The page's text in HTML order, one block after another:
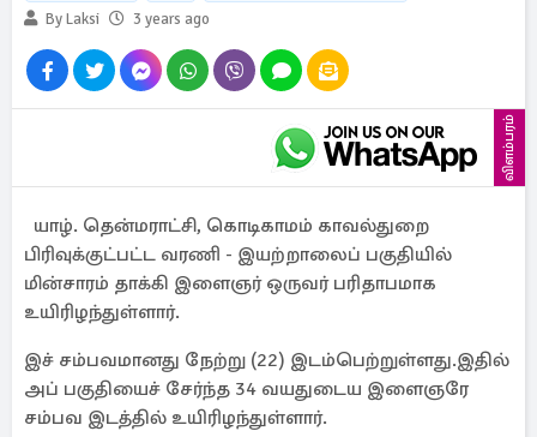
By Laksi
3 years ago
விளம்பரம்
யாழ். தென்மராட்சி, கொடிகாமம் காவல்துறை
பிரிவுக்குட்பட்ட வரணி - இயற்றாலைப் பகுதியில்
மின்சாரம் தாக்கி இளைஞர் ஒருவர் பரிதாபமாக
உயிரிழந்துள்ளார்.
இச் சம்பவமானது நேற்று (22) இடம்பெற்றுள்ளது.இதில்
அப் பகுதியைச் சேர்ந்த 34 வயதுடைய இளைஞரே
சம்பவ இடத்தில் உயிரிழந்துள்ளார்.